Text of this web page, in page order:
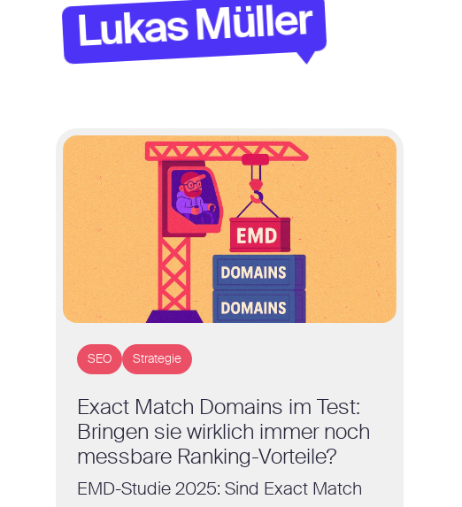
Lukas Müller
SEO Strategie
Exact Match Domains im Test:
Bringen sie wirklich immer noch
messbare Ranking-Vorteile?
EMD-Studie 2025: Sind Exact Match